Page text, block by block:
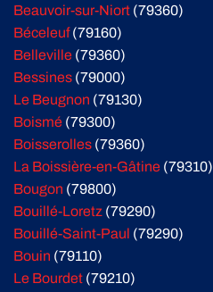
Beauvoir-sur-Niort (79360)
Béceleuf(79160)
Belleville (79360)
Bessines (79000)
Le Beugnon (79130)
Boismé (79300)
Boisserolles (79360)
La Boissière-en-Gâtine (79310)
Bougon (79800)
Bouillé-Loretz (79290)
Bouillé-Saint-Paul (79290)
Bouin (79110)
Le Bourdet (79210)